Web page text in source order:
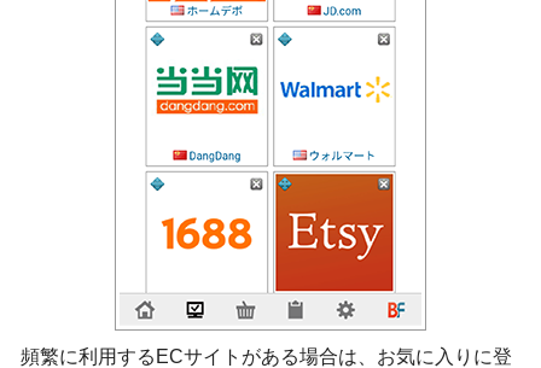
頻繁に利用するECサイトがある場合は、お気に入りに登